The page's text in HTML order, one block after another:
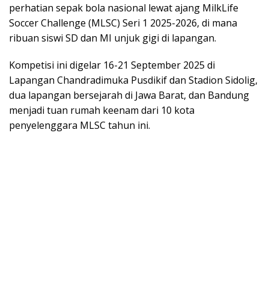
perhatian sepak bola nasional lewat ajang MilkLife
Soccer Challenge (MLSC) Seri 1 2025-2026, di mana
ribuan siswi SD dan MI unjuk gigi di lapangan.
Kompetisi ini digelar 16-21 September 2025 di
Lapangan Chandradimuka Pusdikif dan Stadion Sidolig,
dua lapangan bersejarah di Jawa Barat, dan Bandung
menjadi tuan rumah keenam dari 10 kota
penyelenggara MLSC tahun ini.